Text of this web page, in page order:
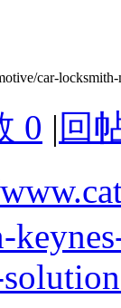
car-
0 | 回